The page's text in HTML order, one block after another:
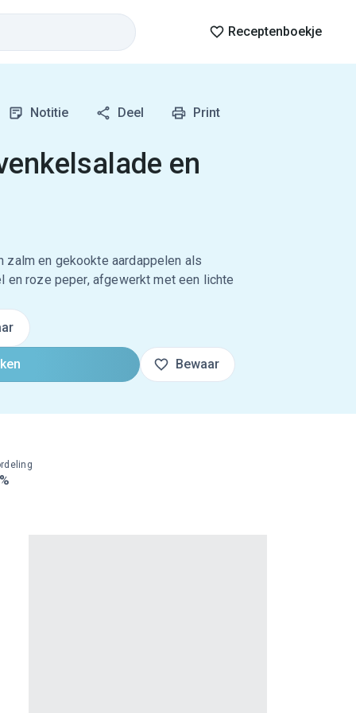
Receptenboekje
Notitie Deel Print
en
en gekookte aardappelen als
en roze peper, afgewerkt met een lichte
Bewaar